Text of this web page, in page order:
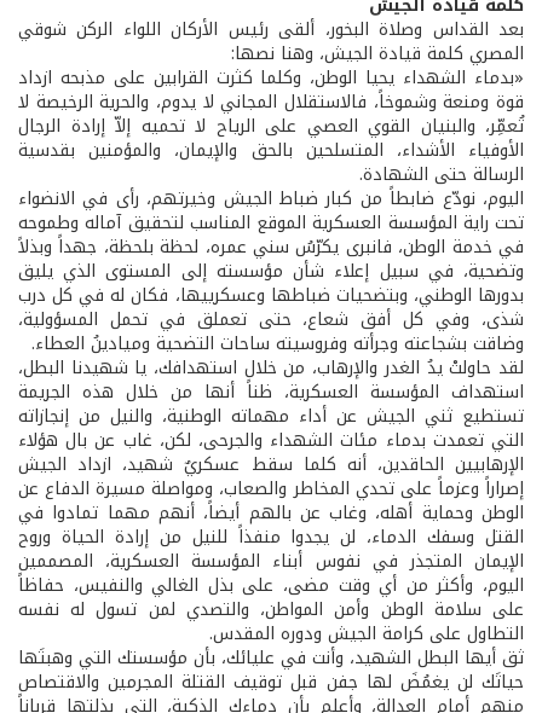
بعد القداس وصلاة البخور، ألقى رئيس الأركان اللواء الركن شوقي
المصري كلمة قيادة الجيش، وهنا نصها:
«بدماء الشهداء يحيا الوطن، وكلما كثرت القرابين على مذبحه ازداد
قوة ومنعة وشموخاً، فالاستقلال المجاني لا يدوم، والحرية الرخيصة لا
تُعمِّر، والبنيان القوي العصي على الرياح لا تحميه إلاّ إرادة الرجال
الأوفياء الأشداء، المتسلحين بالحق والإيمان، والمؤمنين بقدسية
الرسالة حتى الشهادة.
اليوم، نودّع ضابطاً من كبار ضباط الجيش وخيرتهم، رأى في الانضواء
تحت راية المؤسسة العسكرية الموقع المناسب لتحقيق آماله وطموحه
في خدمة الوطن، فانبرى يكرّسُ سني عمره، لحظة بلحظة، جهداً وبذلاً
وتضحية، في سبيل إعلاء شأن مؤسسته إلى المستوى الذي يليق
بدورها الوطني، وبتضحيات ضباطها وعسكرييها، فكان له في كل درب
شذى، وفي كل أفق شعاع، حتى تعملق في تحمل المسؤولية،
وضاقت بشجاعته وجرأته وفروسيته ساحات التضحية وميادينُ العطاء.
لقد حاولتْ يدُ الغدر والإرهاب، من خلال استهدافك، يا شهيدنا البطل،
استهداف المؤسسة العسكرية، ظناً أنها من خلال هذه الجريمة
تستطيع ثني الجيش عن أداء مهماته الوطنية، والنيل من إنجازاته
التي تعمدت بدماء مئات الشهداء والجرحى، لكن، غاب عن بال هؤلاء
الإرهابيين الحاقدين، أنه كلما سقط عسكريٌ شهيد، ازداد الجيش
إصراراً وعزماً على تحدي المخاطر والصعاب، ومواصلة مسيرة الدفاع عن
الوطن وحماية أهله، وغاب عن بالهم أيضاً، أنهم مهما تمادوا في
القتل وسفك الدماء، لن يجدوا منفذاً للنيل من إرادة الحياة وروح
الإيمان المتجذر في نفوس أبناء المؤسسة العسكرية، المصممين
اليوم، وأكثر من أي وقت مضى، على بذل الغالي والنفيس، حفاظاً
على سلامة الوطن وأمن المواطن، والتصدي لمن تسول له نفسه
التطاول على كرامة الجيش ودوره المقدس.
ثق أيها البطل الشهيد، وأنت في عليائك، بأن مؤسستك التي وهبتَها
حياتَك لن يغمُضَ لها جفن قبل توقيف القتلة المجرمين والاقتصاص
منهم أمام العدالة، وأعلم بأن دماءك الذكية، التي بذلتها قرباناً